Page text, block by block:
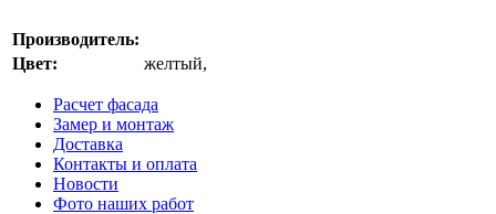
Производитель:
Цвет:
желтый,
Расчет фасада
Замер и монтаж
Доставка
Контакты и оплата
Новости
Фото наших работ